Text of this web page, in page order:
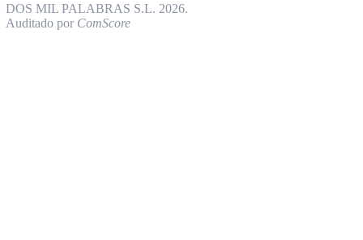
DOS MIL PALABRAS S.L. 2026.
Auditado por ComScore